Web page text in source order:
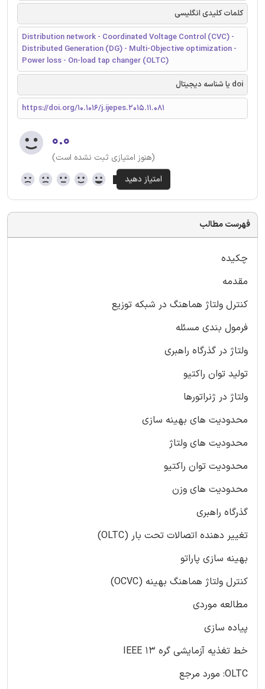
کلمات کلیدی انگلیسی
Distribution network - Coordinated Voltage Control (CVC) -
Distributed Generation (DG) - Multi-Objective optimization -
Power loss - On-load tap changer (OLTC)
doi یا شناسه دیجیتال
https://doi.org/10.1016/j.ijepes.2015.11.081
۰.۰
(هنوز امتیازی ثبت نشده است)
فهرست مطالب
چکیده
مقدمه
کنترل ولتاژ هماهنگ در شبکه توزیع
فرمول بندی مسئله
ولتاژ در گذرگاه راهبری
تولید توان راکتیو
ولتاژ در ژنراتورها
محدودیت های بهینه سازی
محدودیت های ولتاژ
محدودیت توان راکتیو
محدودیت های وزن
گذرگاه راهبری
تغییر دهنده اتصالات تحت بار (OLTC)
بهینه سازی پاراتو
کنترل ولتاژ هماهنگ بهینه (OCVC)
مطالعه موردی
پیاده سازی
خط تغذیه آزمایشی گره 13 IEEE
OLTC: مورد مرجع